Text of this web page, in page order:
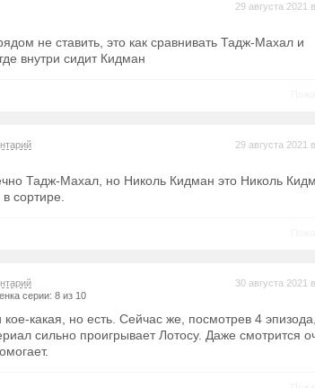
29 августа 2021
не ставить, это как сравнивать Тадж-Махал и
внутри сидит Кидман
29 августа 2021
Тадж-Махал, но Николь Кидман это Николь
сортире.
серии: 8 из 10
30 августа 2021
какая, но есть. Сейчас же, посмотрев 4
сильно проигрывает Лотосу. Даже смотрится